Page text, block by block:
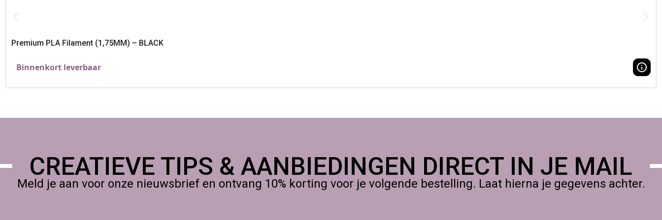
Premium PLA Filament (1,75MM) – BLACK
Binnenkort leverbaar
CREATIEVE TIPS & AANBIEDINGEN DIRECT IN JE MAIL
Meld je aan voor onze nieuwsbrief en ontvang 10% korting voor je volgende bestelling. Laat hierna je gegevens achter.